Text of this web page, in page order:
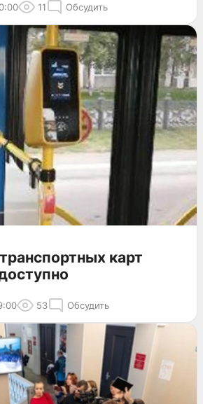
11 Обсудить
карт
53 Обсудить